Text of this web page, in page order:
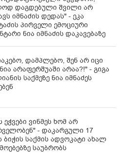
დაგდებული შვილი არ
იმნაძის დედას" - ეკა
პირველი ემოციური
ნია იმნაძის დაკავებაზე
დამპლებო, შენ არ იცი
არაფერშუაში არაა?!" - გიგა
საქმეზე ნია იმნაძეს
ეჭვები ვინმეს ხომ არ
- დაკარგული 17
ბიჭის საქმის ადვოკატი ახალ
საუბრობს